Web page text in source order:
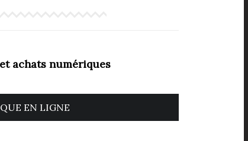
achats numériques
EN LIGNE